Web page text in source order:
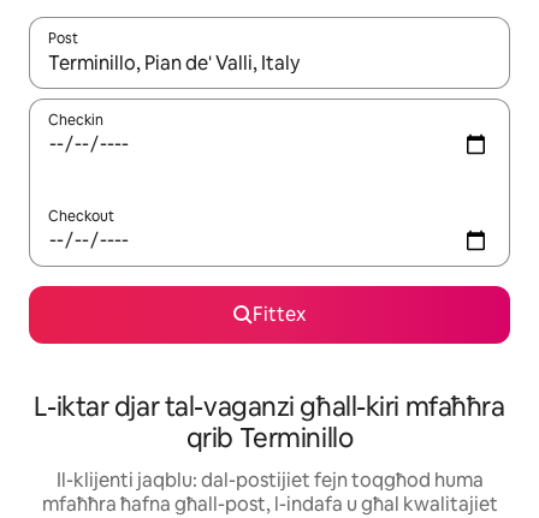
Post
Meta r-riżultati jkunu disponibbli, tista' tmur minn riżultat
Checkin
Checkout
Fittex
L-iktar djar tal-vaganzi għall-kiri mfaħħra
qrib Terminillo
Il-klijenti jaqblu: dal-postijiet fejn toqgħod huma
mfaħħra ħafna għall-post, l-indafa u għal kwalitajiet